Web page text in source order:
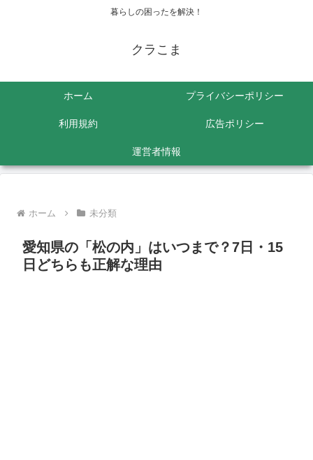
暮らしの困ったを解決！
クラこま
ホーム プライバシーポリシー
利用規約 広告ポリシー
運営者情報
ホーム 未分類
愛知県の「松の内」はいつまで？7日・15
日どちらも正解な理由